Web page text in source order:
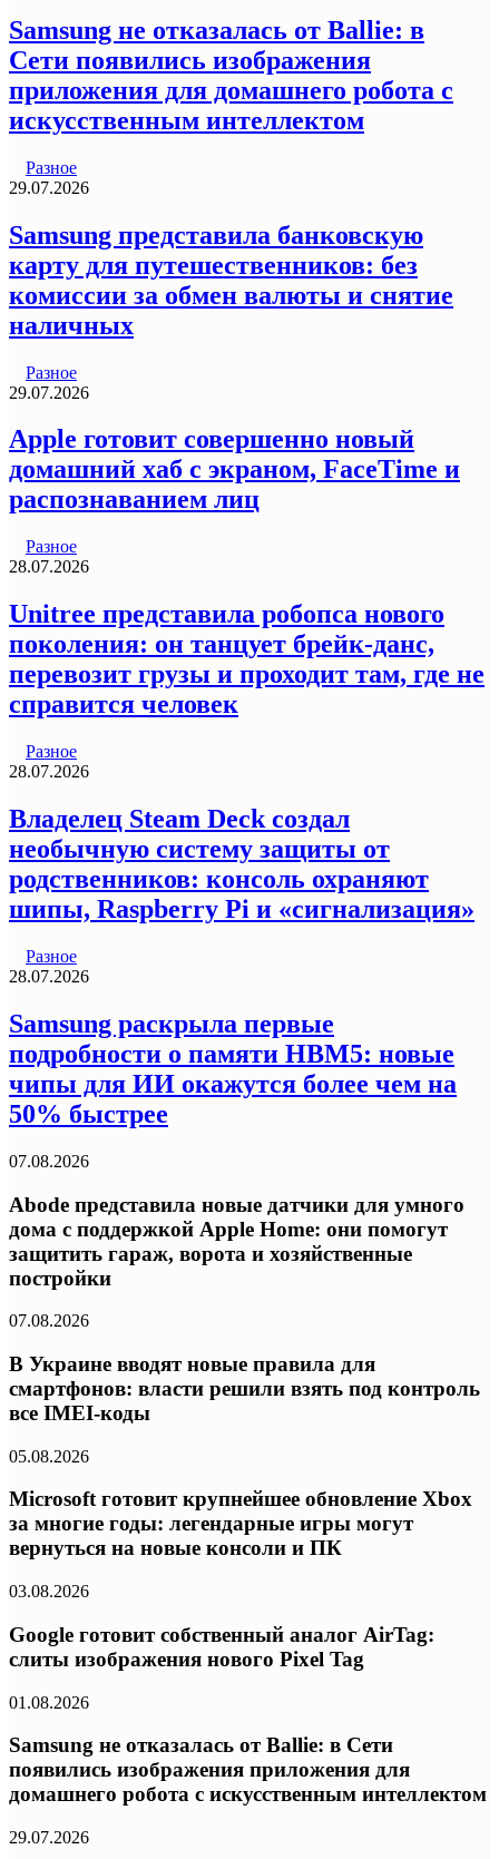
Samsung не отказалась от Ballie: в
Сети появились изображения
приложения для домашнего робота с
искусственным интеллектом
Разное
29.07.2026
Samsung представила банковскую
карту для путешественников: без
комиссии за обмен валюты и снятие
наличных
Разное
29.07.2026
Apple готовит совершенно новый
домашний хаб с экраном, FaceTime и
распознаванием лиц
Разное
28.07.2026
Unitree представила робопса нового
поколения: он танцует брейк-данс,
перевозит грузы и проходит там, где не
справится человек
Разное
28.07.2026
Владелец Steam Deck создал
необычную систему защиты от
родственников: консоль охраняют
шипы, Raspberry Pi и «сигнализация»
Разное
28.07.2026
Samsung раскрыла первые
подробности о памяти HBM5: новые
чипы для ИИ окажутся более чем на
50% быстрее
07.08.2026
Abode представила новые датчики для умного
дома с поддержкой Apple Home: они помогут
защитить гараж, ворота и хозяйственные
постройки
07.08.2026
В Украине вводят новые правила для
смартфонов: власти решили взять под контроль
все IMEI-коды
05.08.2026
Microsoft готовит крупнейшее обновление Xbox
за многие годы: легендарные игры могут
вернуться на новые консоли и ПК
03.08.2026
Google готовит собственный аналог AirTag:
слиты изображения нового Pixel Tag
01.08.2026
Samsung не отказалась от Ballie: в Сети
появились изображения приложения для
домашнего робота с искусственным интеллектом
29.07.2026